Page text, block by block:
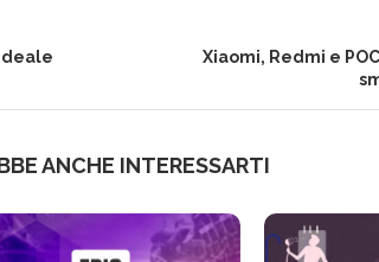
Xiaomi, Redmi e
ANCHE INTERESSARTI